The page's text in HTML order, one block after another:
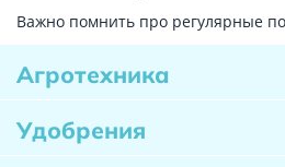
Важно помнить про регулярные
Агротехника
Удобрения